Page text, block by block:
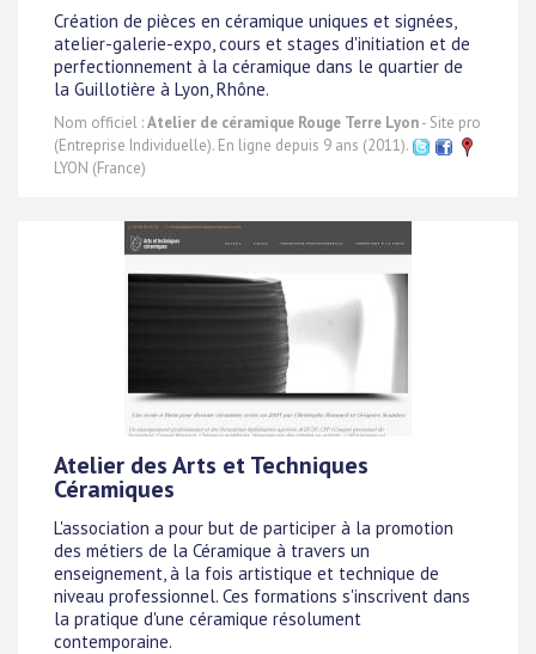
Création de pièces en céramique uniques et signées,
atelier-galerie-expo, cours et stages d'initiation et de
perfectionnement à la céramique dans le quartier de
la Guillotière à Lyon, Rhône.
Nom officiel :Atelier de céramique Rouge Terre Lyon- Site pro
(Entreprise Individuelle). En ligne depuis 9 ans (2011).
LYON (France)
Atelier des Arts et Techniques
Céramiques
L'association a pour but de participer à la promotion
des métiers de la Céramique à travers un
enseignement, à la fois artistique et technique de
niveau professionnel. Ces formations s'inscrivent dans
la pratique d'une céramique résolument
contemporaine.